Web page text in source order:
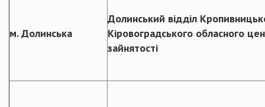
м. Долинська
Долинський відділ
Кіровоградського обласного
зайнятості